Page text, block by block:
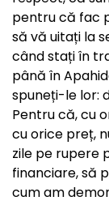
pentru că fac
să vă uitați la
când stați în
până în
spuneți-le lor:
Pentru că, cu
cu orice preț,
zile pe rupere
financiare, să
cum am